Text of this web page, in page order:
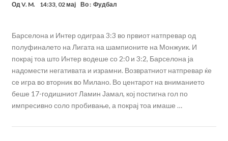
ОдV. M. 14:33, 02 мај Во : Фудбал
Барселона и Интер одиграа 3:3 во првиот натпревар од
полуфиналето на Лигата на шампионите на Монжуик. И
покрај тоа што Интер водеше со 2:0 и 3:2, Барселона ја
надомести негативата и израмни. Возвратниот натпревар ќе
се игра во вторник во Милано. Во центарот на вниманието
беше 17-годишниот Ламин Јамал, кој постигна гол по
импресивно соло пробивање, а покрај тоа имаше …